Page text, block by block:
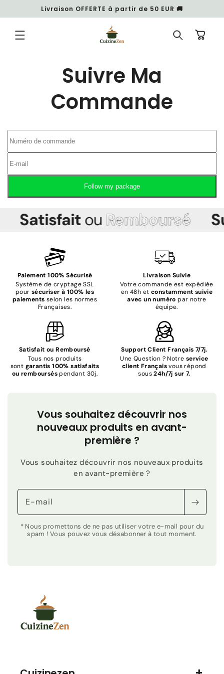
au
Livraison OFFERTE à partir de 50 EUR 🚚
Panier
Suivre Ma
Commande
Follow my package
SatisfaitouRemboursé
Paiement 100% Sécurisé
Système de cryptage SSL
pour sécuriser à 100% les
paiements selon les normes
Françaises.
Livraison Suivie
Votre commande est expédiée
en 48h et constamment suivie
avec un numéro par notre
équipe.
Satisfait ou Remboursé
Tous nos produits
sont garantis 100% satisfaits
ou rembourséspendant 30j.
Support Client Français 7/7j.
Une Question ? Notre service
client Françaisvous répond
sous24h/7j sur 7.
Vous souhaitez découvrir nos
nouveaux produits en avant-
première ?
Vous souhaitez découvrir nos nouveaux produits
en avant-première ?
E-mail
* Nous promettons de ne pas utiliser votre e-mail pour du
spam ! Vous pouvez vous désabonner à tout moment.